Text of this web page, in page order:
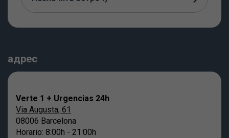
адрес
Verte 1 + Urgencias 24h
Via Augusta, 61
08006 Barcelona
Horario: 8:00h - 21:00h